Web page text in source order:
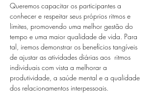
Queremos capacitar os participantes a
conhecer e respeitar seus próprios ritmos e
limites, promovendo uma melhor gestão do
tempo e uma maior qualidade de vida. Para
tal, iremos demonstrar os benefícios tangíveis
de ajustar as atividades diárias aos  ritmos
individuais com vista a melhorar a
produtividade, a saúde mental e a qualidade
dos relacionamentos interpessoais.